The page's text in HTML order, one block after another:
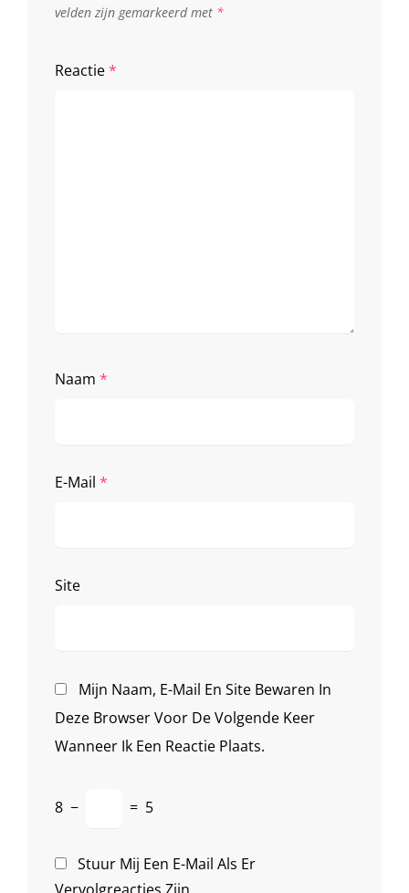
velden zijn gemarkeerd met *
Reactie*
Naam *
E-Mail *
Site
Mijn Naam, E-Mail En Site Bewaren In
Deze Browser Voor De Volgende Keer
Wanneer Ik Een Reactie Plaats.
8 − = 5
Stuur Mij Een E-Mail Als Er